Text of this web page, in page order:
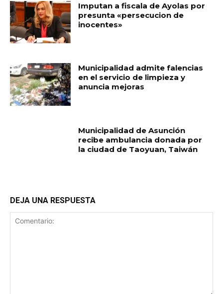
Imputan a fiscala de Ayolas por
presunta «persecucion de
inocentes»
Municipalidad admite falencias
en el servicio de limpieza y
anuncia mejoras
Municipalidad de Asunción
recibe ambulancia donada por
la ciudad de Taoyuan, Taiwán
DEJA UNA RESPUESTA